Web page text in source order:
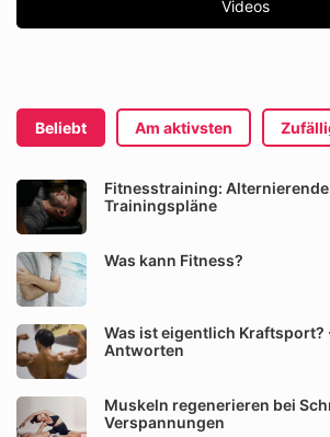
Videos
Beliebt Am aktivsten
Fitnesstraining:
Trainingspläne
Was kann Fitness?
Was ist eigentlich Kraftsport?
Antworten
Muskeln regenerieren bei
Verspannungen